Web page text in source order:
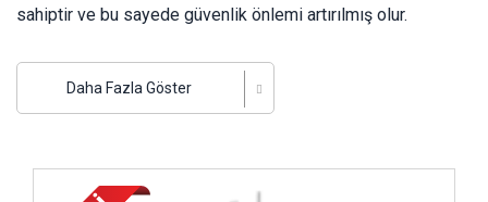
sahiptir ve bu sayede güvenlik önlemi artırılmış olur.
Farklı kullanım alanlarına göre birden fazla modelde
tasarlanansilindirli gömme kilit fiyatları
özelliklere göre değişiklik gösterir. Örneğin sunduğu
malzemeye göre de bu fiyatlar değişiklik gösterebilir.
Daha Fazla Göster